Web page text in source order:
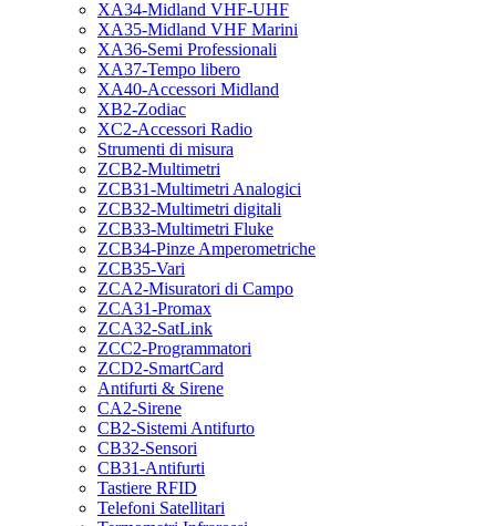
XA34-Midland VHF-UHF
XA35-Midland VHF Marini
XA36-Semi Professionali
XA37-Tempo libero
XA40-Accessori Midland
XB2-Zodiac
XC2-Accessori Radio
Strumenti di misura
ZCB2-Multimetri
ZCB31-Multimetri Analogici
ZCB32-Multimetri digitali
ZCB33-Multimetri Fluke
ZCB34-Pinze Amperometriche
ZCB35-Vari
ZCA2-Misuratori di Campo
ZCA31-Promax
ZCA32-SatLink
ZCC2-Programmatori
ZCD2-SmartCard
Antifurti & Sirene
CA2-Sirene
CB2-Sistemi Antifurto
CB32-Sensori
CB31-Antifurti
Tastiere RFID
Telefoni Satellitari